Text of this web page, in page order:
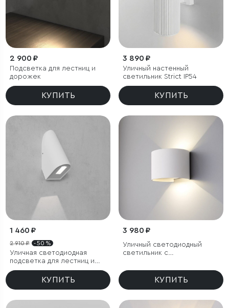
2 900 ₽
Подсветка для лестниц и
дорожек
КУПИТЬ
3 890 ₽
Уличный настенный
светильник Strict IP54
КУПИТЬ
1 460 ₽
2 910 ₽ - 50 %
Уличная светодиодная
подсветка для лестниц и
дорожек
КУПИТЬ
3 980 ₽
Уличный светодиодный
светильник с
белый IP54
КУПИТЬ